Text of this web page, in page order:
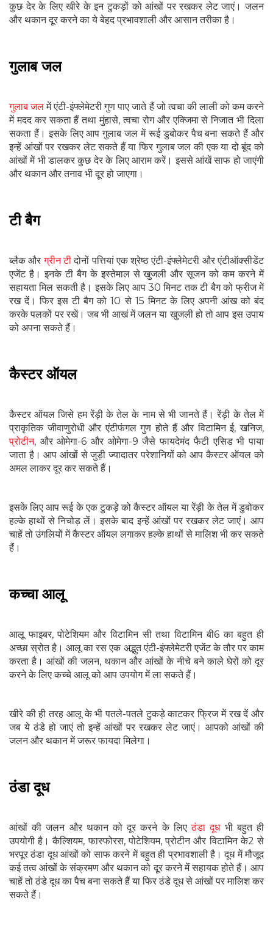
कुछ देर के लिए खीरे के इन टुकड़ों को आंखों पर रखकर लेट जाएं। जलन
और थकान दूर करने का ये बेहद प्रभावशाली और आसान तरीका है।
गुलाब जल
गुलाब जलमें एंटी-इंफ्लेमेटरी गुण पाए जाते हैं जो त्वचा की लाली को कम करने
में मदद कर सकता हैं तथा मुंहासे, त्वचा रोग और एक्जिमा से निजात भी दिला
सकता हैं। इसके लिए आप गुलाब जल में रूई डुबोकर पैच बना सकते हैं और
इन्हें आंखों पर रखकर लेट सकते हैं या फिर गुलाब जल की एक या दो बूंद को
आंखों में भी डालकर कुछ देर के लिए आराम करें। इससे आंखें साफ हो जाएंगी
और थकान और तनाव भी दूर हो जाएगा।
टी बैग
ब्लैक औरग्रीन टीदोनों पत्तियां एक श्रेष्ठ एंटी-इंफ्लेमेटरी और एंटीऑक्सीडेंट
एजेंट है। इनके टी बैग के इस्तेमाल से खुजली और सूजन को कम करने में
सहायता मिल सकती है। इसके लिए आप 30 मिनट तक टी बैग को फ्रीज में
रख दें। फिर इस टी बैग को 10 से 15 मिनट के लिए अपनी आंख को बंद
करके पलकों पर रखें। जब भी आखं में जलन या खुजली हो तो आप इस उपाय
को अपना सकते हैं।
कैस्टर ऑयल
कैस्टर ऑयल जिसे हम रेंड़ी के तेल के नाम से भी जानते हैं। रेंड़ी के तेल में
प्राकृतिक जीवाणुरोधी और एंटीफंगल गुण होते हैं और विटामिन ई, खनिज,
प्रोटीन, और ओमेगा-6 और ओमेगा-9 जैसे फायदेमंद फैटी एसिड भी पाया
जाता है। आप आंखों से जुड़ी ज्यादातर परेशानियों को आप कैस्टर ऑयल को
अमल लाकर दूर कर सकते हैं।
इसके लिए आप रूई के एक टुकड़े को कैस्टर ऑयल या रेंड़ी के तेल में डुबोकर
हल्के हाथों से निचोड़ लें। इसके बाद इन्हें आंखों पर रखकर लेट जाएं। आप
चाहें तो उंगलियों में कैस्टर ऑयल लगाकर हल्के हाथों से मालिश भी कर सकते
हैं।
कच्चा आलू
आलू फाइबर, पोटेशियम और विटामिन सी तथा विटामिन बी6 का बहुत ही
अच्छा स्रोत है। आलू का रस एक अद्भुत एंटी-इंफ्लेमेटरी एजेंट के तौर पर काम
करता है। आंखों की जलन, थकान और आंखों के नीचे बने काले घेरों को दूर
करने के लिए कच्चे आलू को आप उपयोग में ला सकते हैं।
खीरे की ही तरह आलू के भी पतले-पतले टुकड़े काटकर फ्रिज में रख दें और
जब ये ठंडे हो जाएं तो इन्हें आंखों पर रखकर लेट जाएं। आपको आंखों की
जलन और थकान में जरूर फायदा मिलेगा।
ठंडा दूध
आंखों की जलन और थकान को दूर करने के लिएठंडा दूधभी बहुत ही
उपयोगी है। कैल्शियम, फास्फोरस, पोटेशियम, प्रोटीन और विटामिन के2 से
भरपूर ठंडा दूध आंखों को साफ करने में बहुत ही प्रभावशाली है। दूध में मौजूद
कई तत्व आंखों के संक्रमण और थकान को दूर करने में सहायक होते हैं। आप
चाहें तो ठंडे दूध का पैच बना सकते हैं या फिर ठंडे दूध से आंखों पर मालिश कर
सकते हैं।